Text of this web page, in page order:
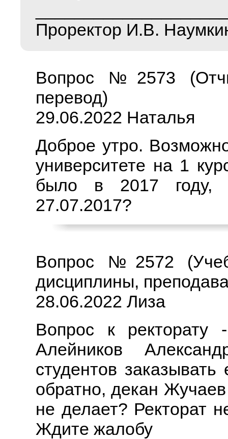
Проректор И.В.
Вопрос №2573
перевод)
29.06.2022 Наталья
Доброе утро.
университете на 1
было в 2017 году,
27.07.2017?
Вопрос №2572
дисциплины,
28.06.2022 Лиза
Вопрос к ректорату
Алейников
студентов
обратно, декан
не делает? Ректорат
Ждите жалобу